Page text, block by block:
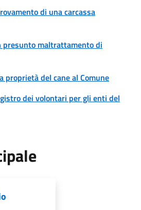
di una carcassa
presunto maltrattamento di
proprietà del cane al Comune
dei volontari per gli enti del